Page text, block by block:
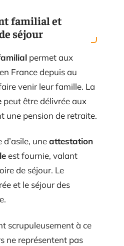
familial et
séjour
permet aux
France depuis au
venir leur famille. La
peut être délivrée aux
une pension de retraite.
d’asile, uneattestation
est fournie, valant
de séjour. Le
et le séjour des
scrupuleusement à ce
ne représentent pas